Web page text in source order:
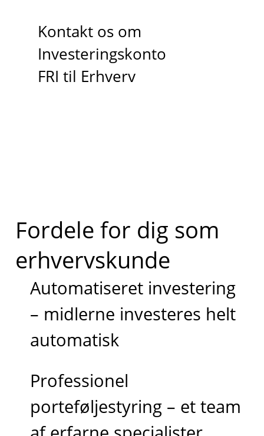
Kontakt os om
Investeringskonto
FRI til Erhverv
Fordele for dig som
erhvervskunde
Automatiseret investering
– midlerne investeres helt
automatisk
Professionel
porteføljestyring – et team